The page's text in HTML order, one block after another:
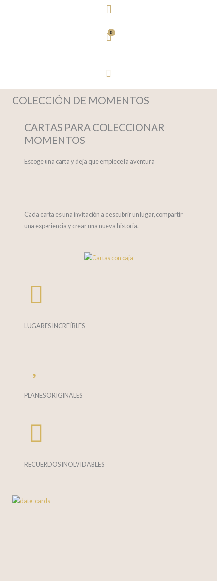
Menú
COLECCIÓN DE MOMENTOS
CARTAS PARA COLECCIONAR
MOMENTOS
Escoge una carta y deja que empiece la aventura
Cada carta es una invitación a descubrir un lugar, compartir
una experiencia y crear una nueva historia.
LUGARES INCREÍBLES
PLANES ORIGINALES
RECUERDOS INOLVIDABLES